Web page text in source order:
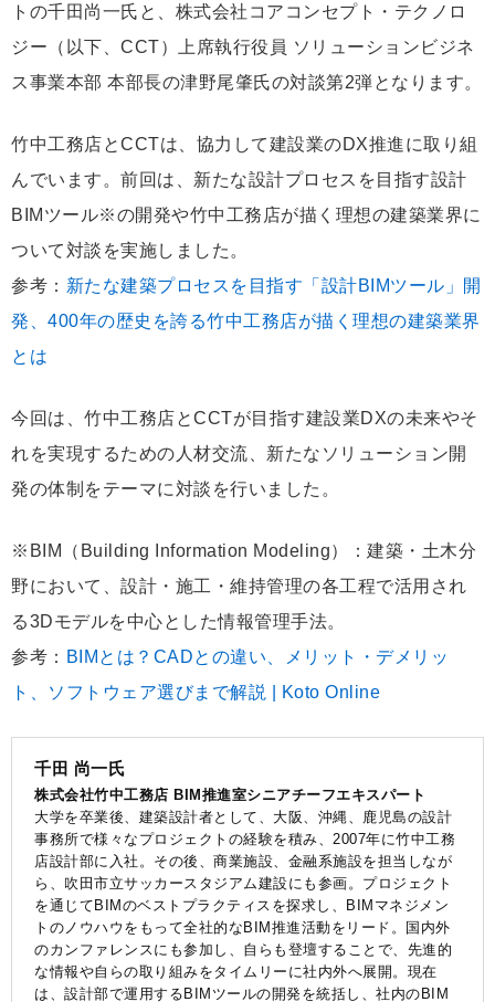
トの千田尚一氏と、株式会社コアコンセプト・テクノロ
ジー（以下、CCT）上席執行役員 ソリューションビジネ
ス事業本部 本部長の津野尾肇氏の対談第2弾となります。
竹中工務店とCCTは、協力して建設業のDX推進に取り組
んでいます。前回は、新たな設計プロセスを目指す設計
BIMツール※の開発や竹中工務店が描く理想の建築業界に
ついて対談を実施しました。
参考： 新たな建築プロセスを目指す「設計BIMツール」開
発、400年の歴史を誇る竹中工務店が描く理想の建築業界
とは
今回は、竹中工務店とCCTが目指す建設業DXの未来やそ
れを実現するための人材交流、新たなソリューション開
発の体制をテーマに対談を行いました。
※BIM（Building Information Modeling）：建築・土木分
野において、設計・施工・維持管理の各工程で活用され
る3Dモデルを中心とした情報管理手法。
参考： BIMとは？CADとの違い、メリット・デメリッ
ト、ソフトウェア選びまで解説 | Koto Online
千田 尚一氏
株式会社竹中工務店 BIM推進室シニアチーフエキスパート
大学を卒業後、建築設計者として、大阪、沖縄、鹿児島の設計
事務所で様々なプロジェクトの経験を積み、2007年に竹中工務
店設計部に入社。その後、商業施設、金融系施設を担当しなが
ら、吹田市立サッカースタジアム建設にも参画。プロジェクト
を通じてBIMのベストプラクティスを探求し、BIMマネジメン
トのノウハウをもって全社的なBIM推進活動をリード。国内外
のカンファレンスにも参加し、自らも登壇することで、先進的
な情報や自らの取り組みをタイムリーに社内外へ展開。現在
は、設計部で運用するBIMツールの開発を統括し、社内のBIM